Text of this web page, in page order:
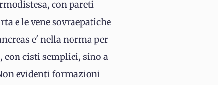
con pareti
e le vene sovraepatiche
e' nella norma per
cisti semplici, sino a
evidenti formazioni